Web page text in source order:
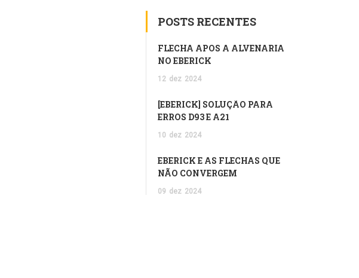
POSTS RECENTES
FLECHA APÓS A ALVENARIA
NO EBERICK
12 dez 2024
[EBERICK] SOLUÇÃO PARA
ERROS D93 E A21
10 dez 2024
EBERICK E AS FLECHAS QUE
NÃO CONVERGEM
09 dez 2024